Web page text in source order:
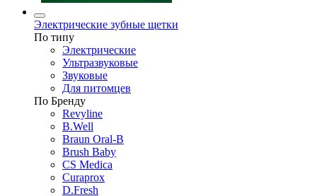
Электрические зубные щетки
По типу
Электрические
Ультразвуковые
Звуковые
Для питомцев
По Бренду
Revyline
B.Well
Braun Oral-B
Brush Baby
CS Medica
Curaprox
D.Fresh